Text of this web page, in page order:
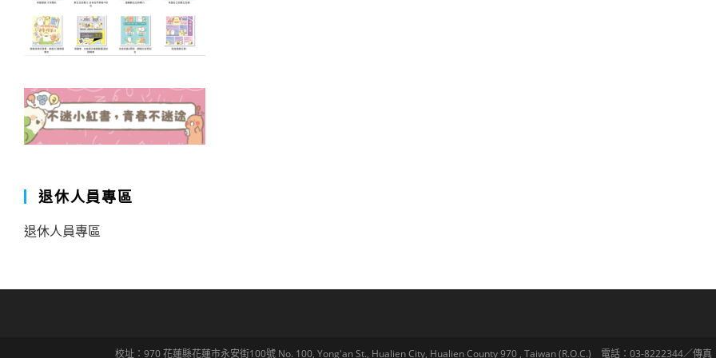
退休人員專區
退休人員專區
校址：970 花蓮縣花蓮市永安街100號 No. 100, Yong'an St., Hualien City, Hualien County 970 , Taiwan (R.O.C.) 電話：03-8222344／傳